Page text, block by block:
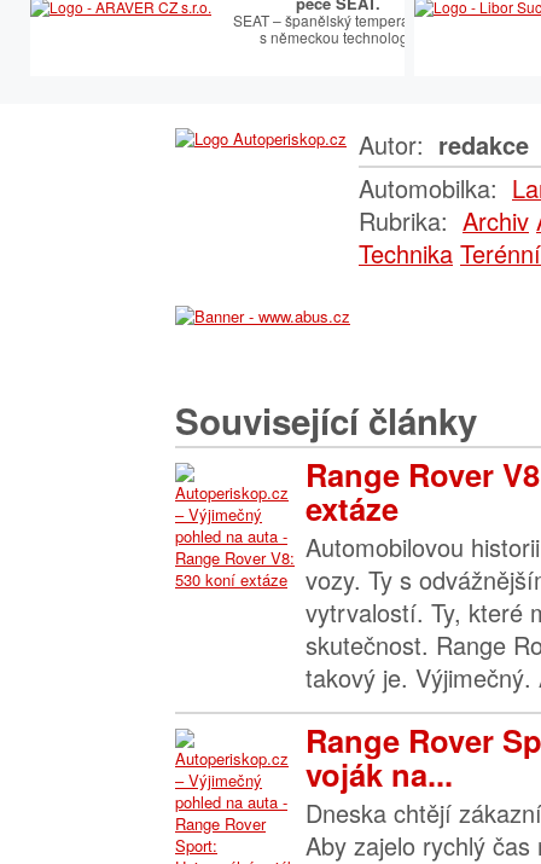
SEAT – španělský temperament
s německou technologií
Autor: redakce
Automobilka:
Rubrika: Archiv
Technika
Související články
Range Rover
extáze
Automobilovou
vozy. Ty s
vytrvalostí. Ty, které
skutečnost. Range
takový je.
Range Rover
voják na...
Dneska chtějí
Aby zajelo rychlý